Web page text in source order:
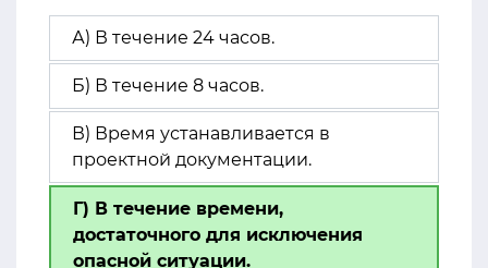
А) В течение 24 часов.
Б) В течение 8 часов.
В) Время устанавливается в
проектной документации.
Г) В течение времени,
достаточного для исключения
опасной ситуации.